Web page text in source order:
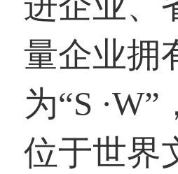
量企业拥
为“S
位于世界